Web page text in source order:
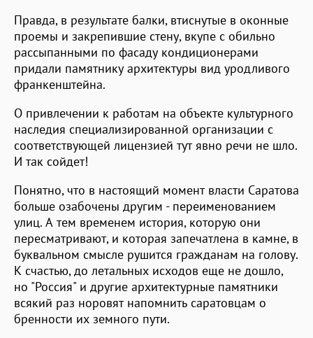
Правда, в результате балки, втиснутые в оконные
проемы и закрепившие стену, вкупе с обильно
рассыпанными по фасаду кондиционерами
придали памятнику архитектуры вид уродливого
франкенштейна.
О привлечении к работам на объекте культурного
наследия специализированной организации с
соответствующей лицензией тут явно речи не шло.
И так сойдет!
Понятно, что в настоящий момент власти Саратова
больше озабочены другим - переименованием
улиц. А тем временем история, которую они
пересматривают, и которая запечатлена в камне, в
буквальном смысле рушится гражданам на голову.
К счастью, до летальных исходов еще не дошло,
но "Россия" и другие архитектурные памятники
всякий раз норовят напомнить саратовцам о
бренности их земного пути.